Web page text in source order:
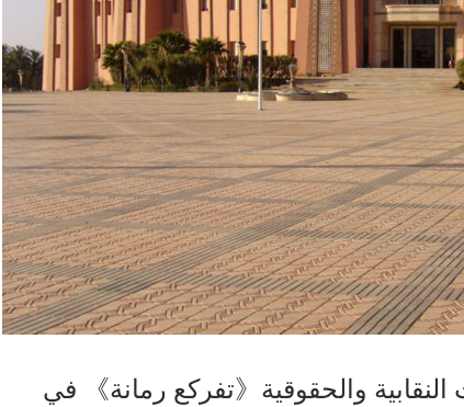
النقابية والحقوقية《تفركع رمانة》 في